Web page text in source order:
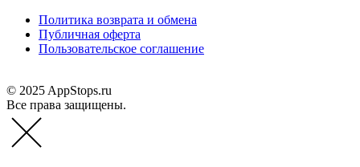
Политика возврата и обмена
Публичная оферта
Пользовательское соглашение
© 2025 AppStops.ru
Все права защищены.